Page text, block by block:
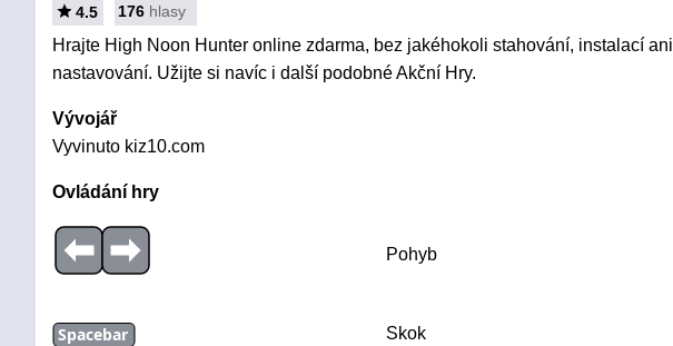
4.5 176 hlasy
Hrajte High Noon Hunter online zdarma, bez jakéhokoli stahování, instalací ani
nastavování. Užijte si navíc i další podobné Akční Hry.
Vývojář
Vyvinuto kiz10.com
Ovládání hry
Pohyb
Spacebar Skok